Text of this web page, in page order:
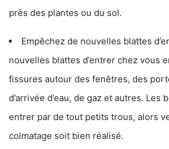
près des plantes ou du sol.
Empêchez de nouvelles blattes
nouvelles blattes d’entrer chez vous
fissures autour des fenêtres, des
d’arrivée d’eau, de gaz et autres. Les
entrer par de tout petits trous, alors
colmatage soit bien réalisé.